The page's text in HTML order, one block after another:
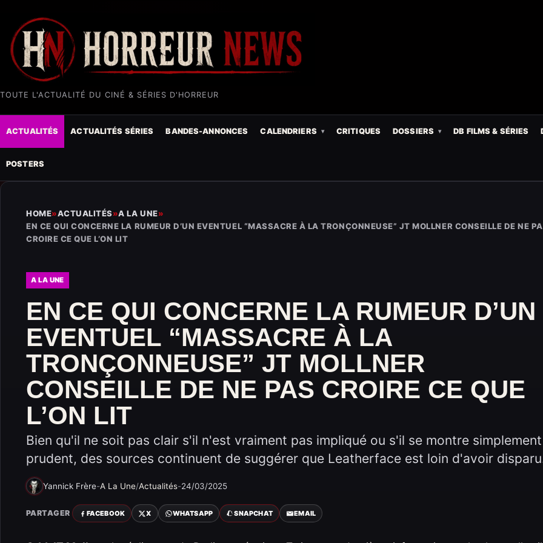
TOUTE L'ACTUALITÉ DU CINÉ & SÉRIES D'HORREUR
ACTUALITÉS ACTUALITÉS SÉRIES BANDES-ANNONCES CALENDRIERS CRITIQUES DOSSIERS DB FILMS & SÉRIES
POSTERS
HOME»ACTUALITÉS»A LA UNE»
EN CE QUI CONCERNE LA RUMEUR D’UN EVENTUEL “MASSACRE À LA TRONÇONNEUSE” JT MOLLNER CONSEILLE DE NE
CROIRE CE QUE L’ON LIT
A LA UNE
EN CE QUI CONCERNE LA RUMEUR D’UN
EVENTUEL “MASSACRE À LA
TRONÇONNEUSE” JT MOLLNER
CONSEILLE DE NE PAS CROIRE CE QUE
L’ON LIT
Bien qu'il ne soit pas clair s'il n'est vraiment pas impliqué ou s'il se montre simplement
prudent, des sources continuent de suggérer que Leatherface est loin d'avoir
Yannick Frère-A La Une/Actualités-24/03/2025
PARTAGER FACEBOOK X WHATSAPP SNAPCHAT EMAIL